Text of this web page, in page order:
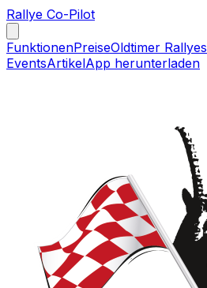
Rallye Co-Pilot
FunktionenPreiseOldtimer Rallyes
EventsArtikelApp herunterladen